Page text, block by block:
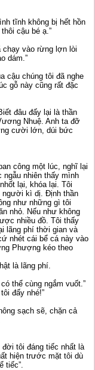
tĩnh không bị hết hồn
cậu bé ạ.”
chạy vào rừng lợn lòi
dám.”
cậu chúng tôi đã nghe
gỗ này cũng rất đặc
đâu đấy lại là thần
Nhuệ. Anh ta đỡ
cười lớn, dúi bức
công một lúc, nghĩ lại
nhiên thấy mình
lại, khóa lại. Tôi
người kì dị. Định thần
như những gì tôi
nhỏ. Nếu như không
nhiều đồ. Tôi thấy
lãng phí thời gian và
nhét cái bể cá này vào
Phượng kéo theo
là lãng phí.
thể cùng ngắm vuốt.”
đấy nhé!”
sạch sẽ, chặn cả
tôi đáng tiếc nhất là
hiện trước mặt tôi dù
tiếc”.